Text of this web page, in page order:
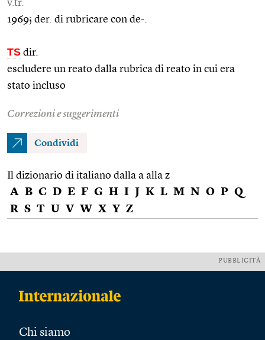
v.tr.
1969; der. di rubricare con de-.
TS dir.
escludere un reato dalla rubrica di reato in cui era
stato incluso
Correzioni e suggerimenti
Condividi
Il dizionario di italiano dalla a alla z
A B C D E F G H I J K L M N O P Q
R S T U V W X Y Z
PUBBLICITÀ
Chi siamo